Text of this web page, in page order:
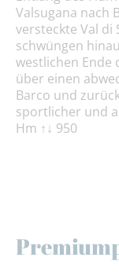
Valsugana nach
versteckte Val di
schwüngen
westlichen Ende
über einen
Barco und
sportlicher und
Hm ↑↓ 950